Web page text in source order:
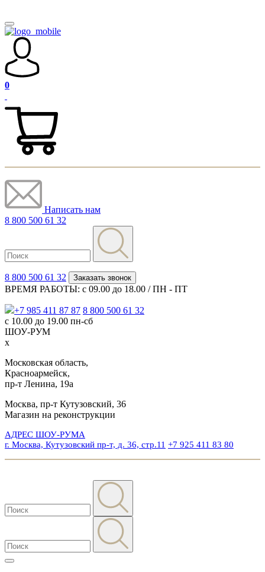
0
Написать нам
8 800 500 61 32
8 800 500 61 32 Заказать звонок
ВРЕМЯ РАБОТЫ: с 09.00 до 18.00 / ПН - ПТ
+7 985 411 87 87 8 800 500 61 32
с 10.00 до 19.00 пн-сб
ШОУ-РУМ
x
Московская область,
Красноармейск,
пр-т Ленина, 19а
Москва, пр-т Кутузовский, 36
Магазин на реконструкции
АДРЕС ШОУ-РУМА
г. Москва, Кутузовский пр-т, д. 36, стр.11 +7 925 411 83 80